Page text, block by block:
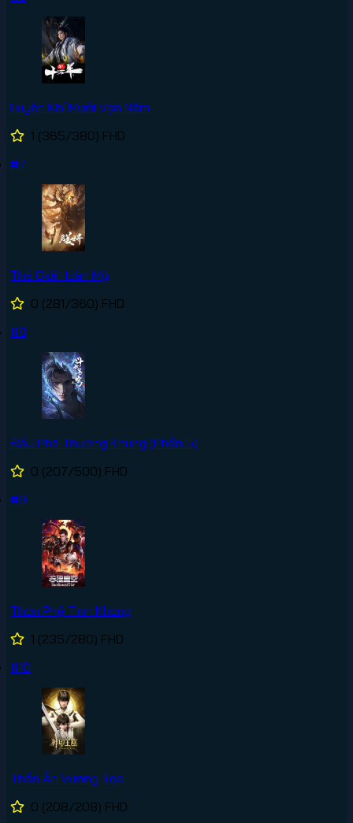
Luyện Khí Mười Vạn Năm
1 (365/380) FHD
#7
Thế Giới Hoàn Mỹ
0 (281/360) FHD
#8
Đấu Phá Thương Khung (Phần 5)
0 (207/500) FHD
#9
Thôn Phệ Tinh Không
1 (235/280) FHD
#10
Thần Ấn Vương Tọa
0 (208/208) FHD